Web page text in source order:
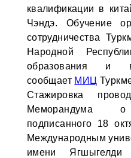
квалификации в
Чэндэ. Обучение
сотрудничества
Народной
образования и
сообщает МИЦ
Стажировка
Меморандума о
подписанного 18
Международным
имени Ягшыгелди